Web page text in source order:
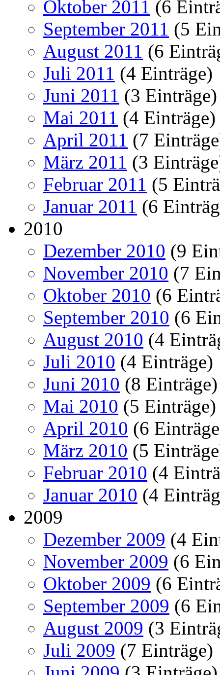
Oktober 2011 (6
September 2011 (5
August 2011 (6
Juli 2011 (4 Einträge)
Juni 2011 (3 Einträge)
Mai 2011 (4 Einträge)
April 2011 (7
März 2011 (3
Februar 2011 (5
Januar 2011 (6
2010
Dezember 2010 (9
November 2010 (7
Oktober 2010 (6
September 2010 (6
August 2010 (4
Juli 2010 (4 Einträge)
Juni 2010 (8 Einträge)
Mai 2010 (5 Einträge)
April 2010 (6
März 2010 (5
Februar 2010 (4
Januar 2010 (4
2009
Dezember 2009 (4
November 2009 (6
Oktober 2009 (6
September 2009 (6
August 2009 (3
Juli 2009 (7 Einträge)